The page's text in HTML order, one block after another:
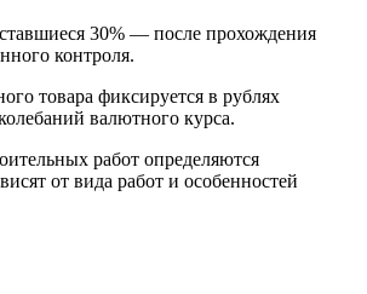
30% — после прохождения
контроля.
товара фиксируется в рублях
валютного курса.
работ определяются
от вида работ и особенностей